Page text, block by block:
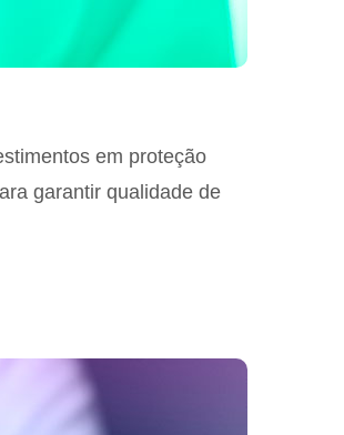
em proteção
garantir qualidade de